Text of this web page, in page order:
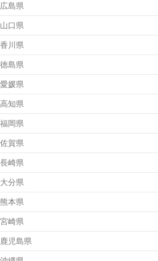
広島県
山口県
香川県
徳島県
愛媛県
高知県
福岡県
佐賀県
長崎県
大分県
熊本県
宮崎県
鹿児島県